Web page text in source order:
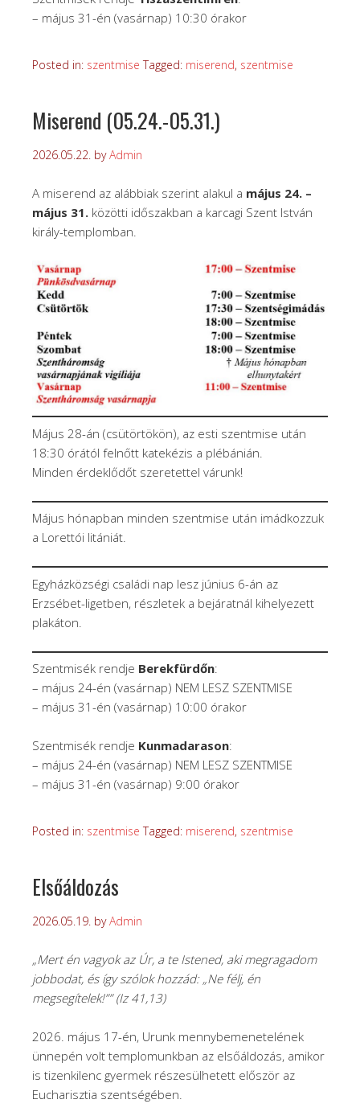
– május 31-én (vasárnap) 10:30 órakor
Posted in: szentmise Tagged: miserend, szentmise
Miserend (05.24.-05.31.)
2026.05.22. byAdmin
A miserend az alábbiak szerint alakul a május 24. –
május 31. közötti időszakban a karcagi Szent István
király-templomban.
Május 28-án (csütörtökön), az esti szentmise után
18:30 órától felnőtt katekézis a plébánián.
Minden érdeklődőt szeretettel várunk!
Május hónapban minden szentmise után imádkozzuk
a Lorettói litániát.
Egyházközségi családi nap lesz június 6-án az
Erzsébet-ligetben, részletek a bejáratnál kihelyezett
plakáton.
Szentmisék rendje Berekfürdőn:
– május 24-én (vasárnap) NEM LESZ SZENTMISE
– május 31-én (vasárnap) 10:00 órakor
Szentmisék rendje Kunmadarason:
– május 24-én (vasárnap) NEM LESZ SZENTMISE
– május 31-én (vasárnap) 9:00 órakor
Posted in: szentmise Tagged: miserend, szentmise
Elsőáldozás
2026.05.19. byAdmin
„Mert én vagyok az Úr, a te Istened, aki megragadom
jobbodat, és így szólok hozzád: „Ne félj, én
megsegítelek!”” (Iz 41,13)
2026. május 17-én, Urunk mennybemenetelének
ünnepén volt templomunkban az elsőáldozás, amikor
is tizenkilenc gyermek részesülhetett először az
Eucharisztia szentségében.